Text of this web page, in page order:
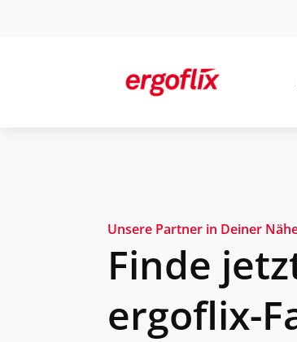
Unsere Partner in Deiner
Finde
ergoflix-